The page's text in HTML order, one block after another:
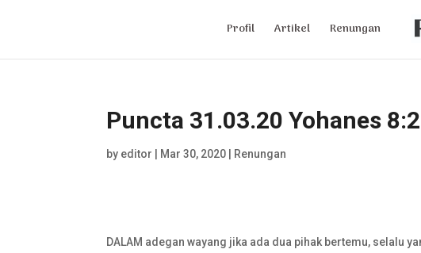
Profil Artikel Renungan
Puncta 31.03.20 Yohanes
by editor Mar 30, 2020 Renungan
DALAM adegan wayang jika ada dua pihak bertemu, selalu